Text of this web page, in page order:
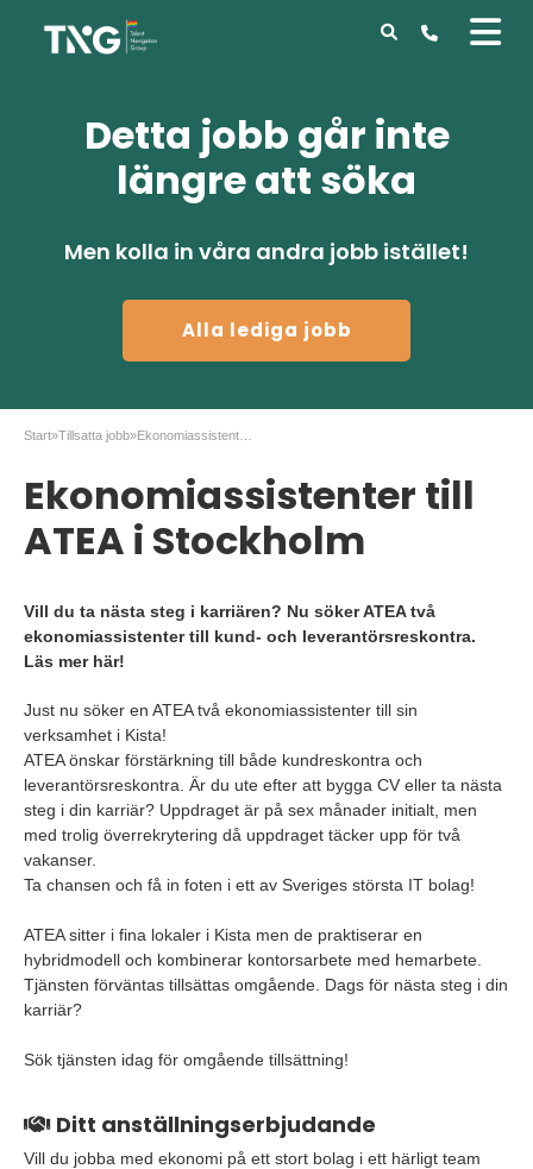
Detta jobb går inte
längre att söka
Men kolla in våra andra jobb istället!
Alla lediga jobb
Start»Tillsatta jobb»
Ekonomiassistenter till
ATEA i Stockholm
Vill du ta nästa steg i karriären? Nu söker ATEA två
ekonomiassistenter till kund- och leverantörsreskontra.
Läs mer här!
Just nu söker en ATEA två ekonomiassistenter till sin
verksamhet i Kista!
ATEA önskar förstärkning till både kundreskontra och
leverantörsreskontra. Är du ute efter att bygga CV eller ta nästa
steg i din karriär? Uppdraget är på sex månader initialt, men
med trolig överrekrytering då uppdraget täcker upp för två
vakanser.
Ta chansen och få in foten i ett av Sveriges största IT bolag!
ATEA sitter i fina lokaler i Kista men de praktiserar en
hybridmodell och kombinerar kontorsarbete med hemarbete.
Tjänsten förväntas tillsättas omgående. Dags för nästa steg i din
karriär?
Sök tjänsten idag för omgående tillsättning!
Ditt anställningserbjudande
Vill du jobba med ekonomi på ett stort bolag i ett härligt team